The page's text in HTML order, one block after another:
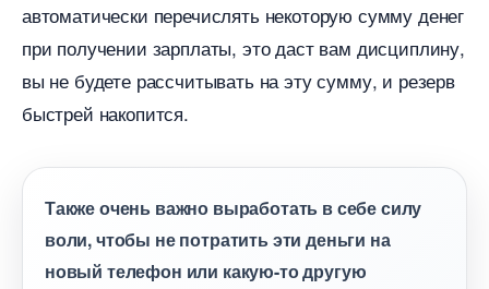
автоматически перечислять некоторую сумму дене
при получении зарплаты, это даст вам дисциплину,
ы не будете рассчитывать на эту сумму, и резер
ыстрей накопится.
Также очень важно выработать в себе силу
оли, чтобы не потратить эти деньги на
новый телефон или какую-то другую